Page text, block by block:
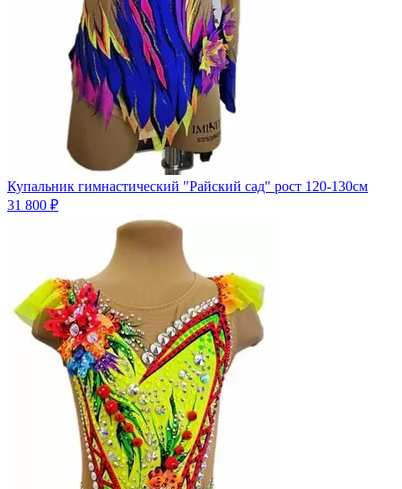
Купальник гимнастический "Райский сад" рост 120-130см
31 800 ₽